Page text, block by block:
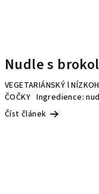
Nudle s
VEGETARIÁNSKÝ l
ČOČKY Ingredience:
Číst článek